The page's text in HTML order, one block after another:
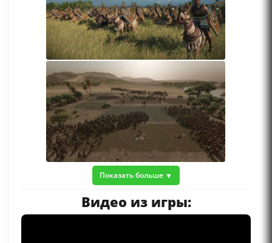
Показать больше
Видео из игры: